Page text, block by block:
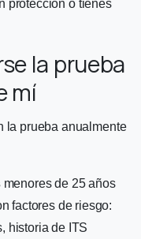
protección o tienes
la prueba
mí
la prueba anualmente
menores de 25 años
factores de riesgo:
historia de ITS